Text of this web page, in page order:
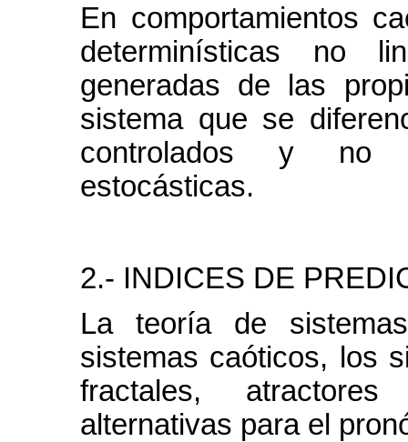
En comportamientos
determinísticas no
generadas de las
sistema que se
controlados y no
estocásticas.
2.- INDICES DE
La teoría de
sistemas caóticos, los
fractales,
alternativas para el